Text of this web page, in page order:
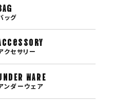
ッグ
クセサリー
WARE
ンダーウェア